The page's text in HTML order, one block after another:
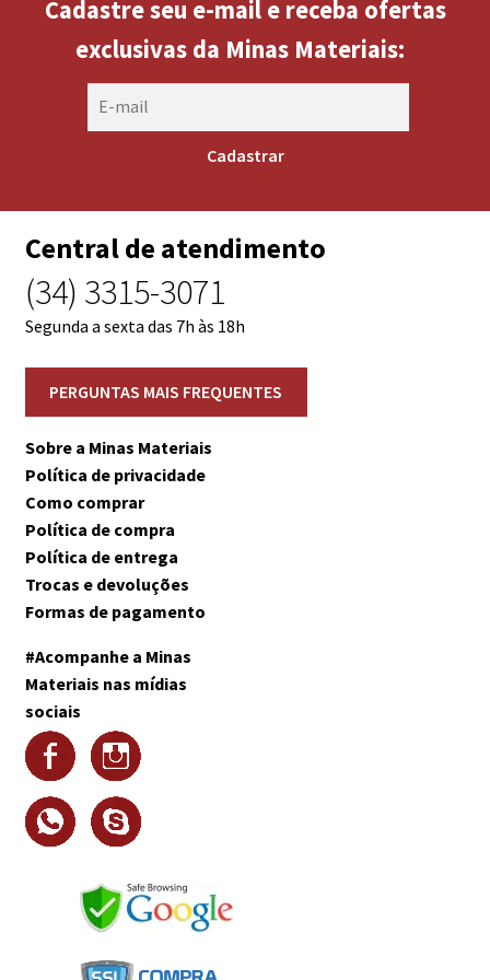
Cadastre seu e-mail e receba ofertas
exclusivas da Minas Materiais:
Central de atendimento
(34) 3315-3071
Segunda a sexta das 7h às 18h
Sobre a Minas Materiais
Política de privacidade
Como comprar
Política de compra
Política de entrega
Trocas e devoluções
Formas de pagamento
#Acompanhe a Minas
Materiais nas mídias
sociais